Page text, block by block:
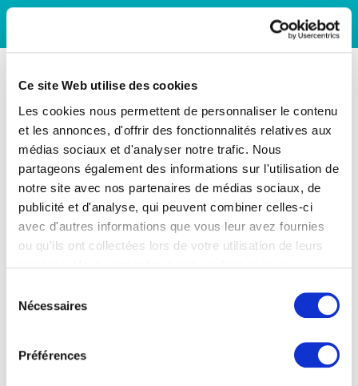
Ce site Web utilise des cookies
Les cookies nous permettent de personnaliser le contenu
et les annonces, d'offrir des fonctionnalités relatives aux
médias sociaux et d'analyser notre trafic. Nous
partageons également des informations sur l'utilisation de
notre site avec nos partenaires de médias sociaux, de
publicité et d'analyse, qui peuvent combiner celles-ci
avec d'autres informations que vous leur avez fournies
ou qu'ils ont collectées lors de votre utilisation de leurs
Nécessaires
Préférences